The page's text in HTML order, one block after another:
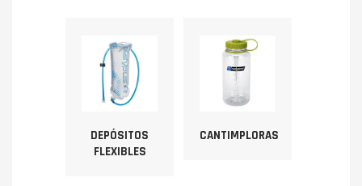
DEPÓSITOS
FLEXIBLES
CANTIMPLORAS